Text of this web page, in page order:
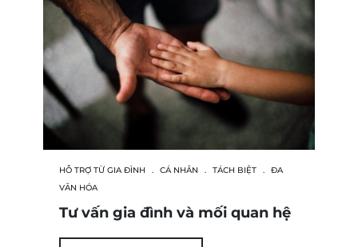
HỖ TRỢ TỪ GIA ĐÌNH . CÁ NHÂN . TÁCH BIỆT .
ĐA
VĂN HÓA
Tư vấn gia đình và mối quan hệ